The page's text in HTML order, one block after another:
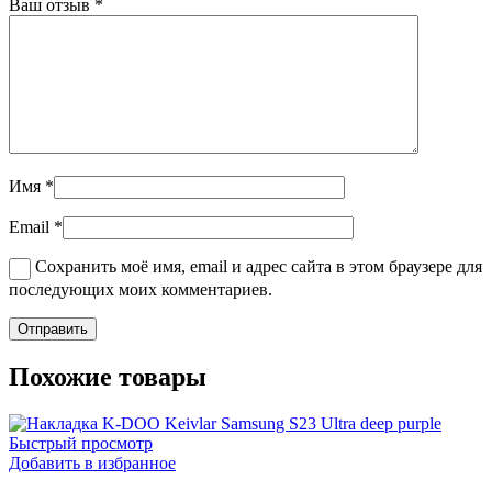
Ваш отзыв *
Имя *
Email *
Сохранить моё имя, email и адрес сайта в этом браузере для
последующих моих комментариев.
Похожие товары
Быстрый просмотр
Добавить в избранное